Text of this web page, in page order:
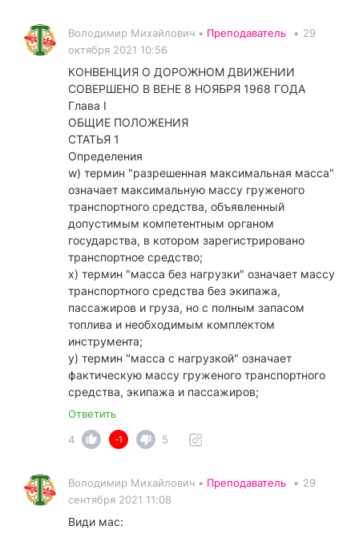
Володимир Михайлович • Преподаватель • 29
октября 2021 10:56
КОНВЕНЦИЯ О ДОРОЖНОМ ДВИЖЕНИИ
СОВЕРШЕНО В ВЕНЕ 8 НОЯБРЯ 1968 ГОДА
Глава I
ОБЩИЕ ПОЛОЖЕНИЯ
СТАТЬЯ 1
Определения
w) термин "разрешенная максимальная масса"
означает максимальную массу груженого
транспортного средства, объявленный
допустимым компетентным органом
государства, в котором зарегистрировано
транспортное средство;
x) термин "масса без нагрузки" означает массу
транспортного средства без экипажа,
пассажиров и груза, но с полным запасом
топлива и необходимым комплектом
инструмента;
у) термин "масса с нагрузкой" означает
фактическую массу груженого транспортного
средства, экипажа и пассажиров;
Ответить
4
-1 5
Володимир Михайлович • Преподаватель • 29
сентября 2021 11:08
Види мас: